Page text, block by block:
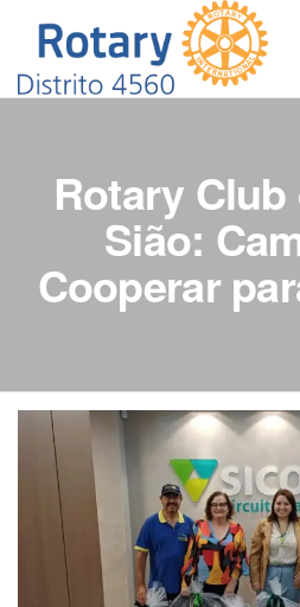
Rotary
Sião:
Cooperar